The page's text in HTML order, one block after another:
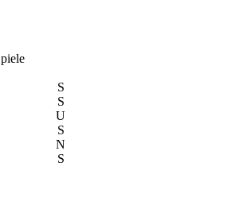
S
S
U
S
N
S